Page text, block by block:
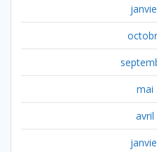
mai
avril